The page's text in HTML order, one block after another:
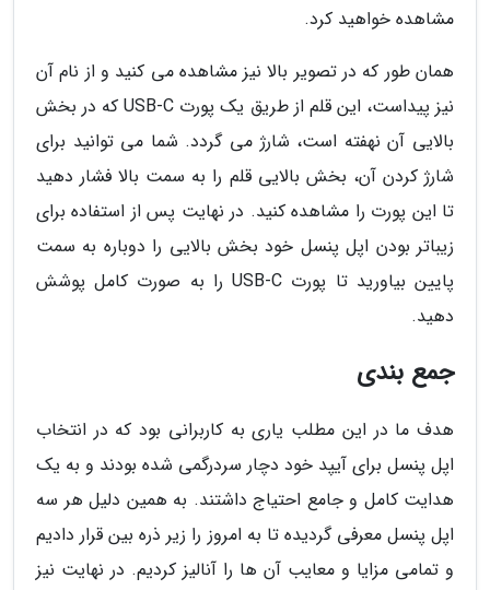
مشاهده خواهید کرد.
همان طور که در تصویر بالا نیز مشاهده می کنید و از نام آن
نیز پیداست، این قلم از طریق یک پورت USB-C که در بخش
بالایی آن نهفته است، شارژ می گردد. شما می توانید برای
شارژ کردن آن، بخش بالایی قلم را به سمت بالا فشار دهید
تا این پورت را مشاهده کنید. در نهایت پس از استفاده برای
زیباتر بودن اپل پنسل خود بخش بالایی را دوباره به سمت
پایین بیاورید تا پورت USB-C را به صورت کامل پوشش
دهید.
جمع بندی
هدف ما در این مطلب یاری به کاربرانی بود که در انتخاب
اپل پنسل برای آیپد خود دچار سردرگمی شده بودند و به یک
هدایت کامل و جامع احتیاج داشتند. به همین دلیل هر سه
اپل پنسل معرفی گردیده تا به امروز را زیر ذره بین قرار دادیم
و تمامی مزایا و معایب آن ها را آنالیز کردیم. در نهایت نیز